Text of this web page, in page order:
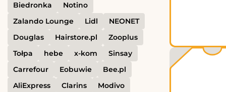
Biedronka
Notino
Zalando Lounge
Lidl
NEONET
Douglas
Hairstore.pl
Zooplus
Tołpa
hebe x-kom
Sinsay
Carrefour
Eobuwie
Bee.pl
AliExpress
Clarins Modivo